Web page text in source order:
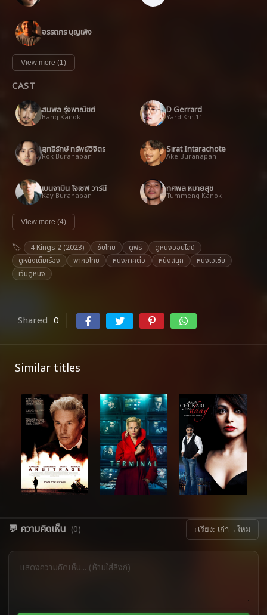
อรรถกร บุญเพ็ง
View more (1)
CAST
สมพล รุ่งพาณิชย์
Bang Kanok
D Gerrard
Yard Km.11
สุทธิรักษ์ ทรัพย์วิจิตร
Rok Buranapan
Sirat Intarachote
Ake Buranapan
เบนจามิน โจเซฟ วาร์นี
Kay Buranapan
ทศพล หมายสุข
Tummeng Kanok
View more (4)
4 Kings 2 (2023) ซับไทย ดูฟรี
ดูหนังออนไลน์
ดูหนังเต็มเรื่อง
พากย์ไทย หนังภาคต่อ หนังสนุก
หนังเอเชีย
เว็บดูหนัง
Shared 0
Similar titles
💬 ความคิดเห็น (0) ↕ เรียง: เก่า→ใหม่